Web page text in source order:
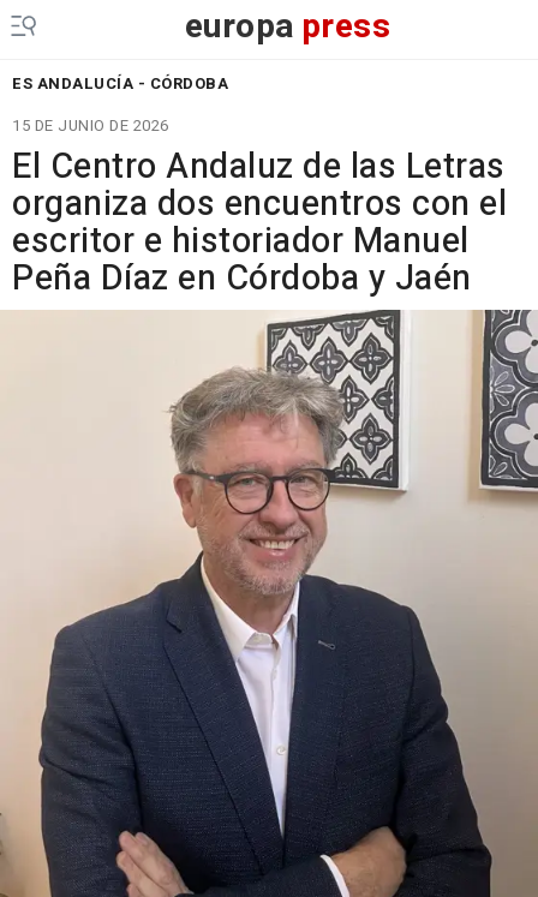
europa press
ES ANDALUCÍA - CÓRDOBA
15 DE JUNIO DE 2026
El Centro Andaluz de las Letras
organiza dos encuentros con el
escritor e historiador Manuel
Peña Díaz en Córdoba y Jaén